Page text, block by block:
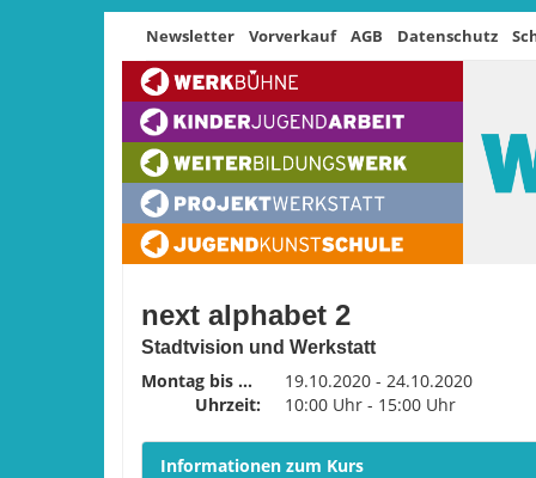
Newsletter Vorverkauf AGB Datenschutz
next alphabet 2
Stadtvision und Werkstatt
Montag bis Freitag
19.10.2020 - 24.10.2020
Uhrzeit:
10:00 Uhr - 15:00 Uhr
Informationen zum Kurs